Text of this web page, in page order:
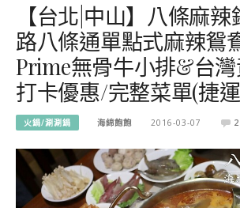
【台北|中山】八條麻
路八條通單點式麻辣鴛
Prime無骨牛小排&台
打卡優惠/完整菜單(捷
火鍋/涮涮鍋 海綿飽飽 2016-03-07 2